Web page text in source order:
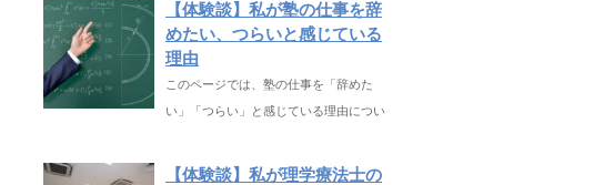
【体験談】私が塾の仕事を辞
めたい、つらいと感じている
理由
このページでは、塾の仕事を「辞めた
い」「つらい」と感じている理由につい
【体験談】私が理学療法士の